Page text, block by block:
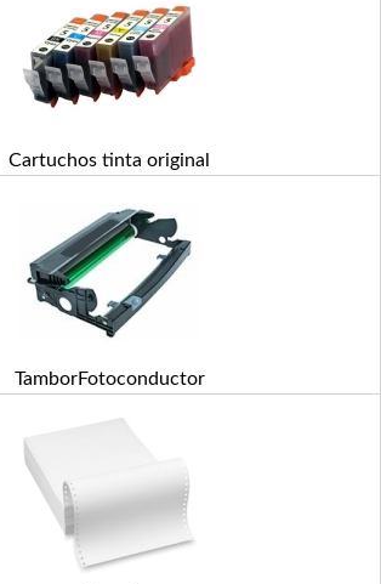
Cartuchos tinta original
TamborFotoconductor